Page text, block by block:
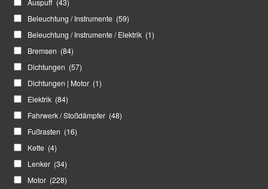
Auspuff (43)
Beleuchtung / Instrumente (59)
Beleuchtung / Instrumente / Elektrik (1)
Bremsen (84)
Dichtungen (57)
Dichtungen | Motor (1)
Elektrik (84)
Fahrwerk / Stoßdämpfer (48)
Fußrasten (16)
Kette (4)
Lenker (34)
Motor (228)